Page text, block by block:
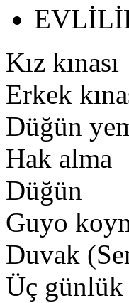
Kız kınası
Erkek
Düğün
Hak alma
Düğün
Guyo
Duvak
Üç günlük